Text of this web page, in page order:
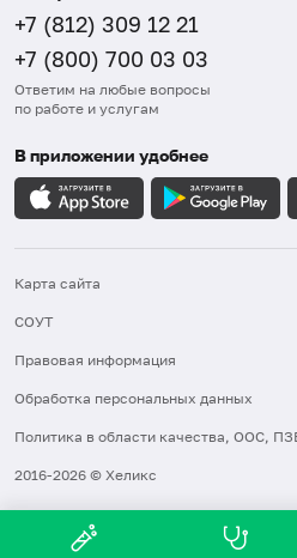
+7 (812) 309 12 21
+7 (800) 700 03 03
Ответим на любые вопросы
по работе и услугам
В приложении удобнее
Карта сайта
СОУТ
Правовая информация
Обработка персональных данных
Политика в области качества, ООС,
2016-2026 © Хеликс